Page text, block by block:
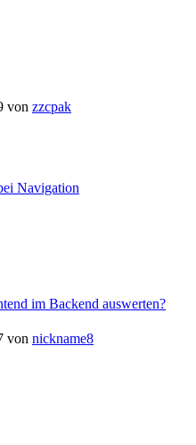
von zzcpak
Navigation
im Backend auswerten?
von nickname8